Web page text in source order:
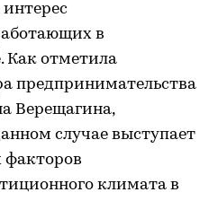
в
Как отметила
предпринимательства
Верещагина,
случае выступает
климата в